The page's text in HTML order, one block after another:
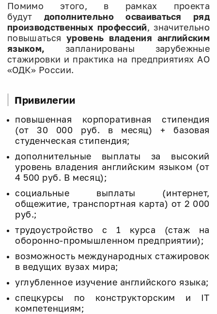
Помимо этого, в рамках проекта
будут дополнительно осваиваться ряд
производственных профессий, значительно
повышатьсяуровень владения английским
языком, запланированы зарубежные
стажировки и практика на предприятиях АО
«ОДК» России.
Привилегии
повышенная корпоративная стипендия
(от 30 000 руб. в месяц) + базовая
студенческая стипендия;
дополнительные выплаты за высокий
уровень владения английским языком (от
4 500 руб. В месяц);
социальные выплаты (интернет,
общежитие, транспортная карта) от 2 000
руб.;
трудоустройство с 1 курса (стаж на
оборонно-промышленном предприятии);
возможность международных стажировок
в ведущих вузах мира;
углубленное изучение английского языка;
спецкурсы по конструкторским и IT
компетенциям;